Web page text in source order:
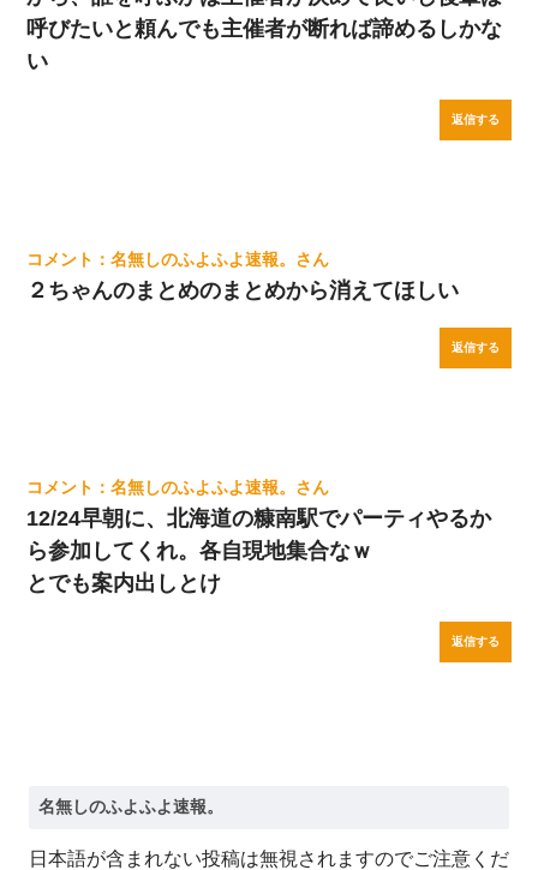
呼びたいと頼んでも主催者が断れば諦めるしかな
い
返信する
名無しのふよふよ速報。
２ちゃんのまとめのまとめから消えてほしい
返信する
名無しのふよふよ速報。
12/24早朝に、北海道の糠南駅でパーティやるか
ら参加してくれ。各自現地集合なｗ
とでも案内出しとけ
返信する
日本語が含まれない投稿は無視されますのでご注意くだ